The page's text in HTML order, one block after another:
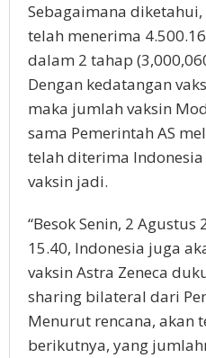
Sebagaimana
telah menerima
dalam 2 tahap
Dengan kedatangan
maka jumlah vaksin
sama Pemerintah AS
telah diterima
vaksin jadi.
“Besok Senin, 2
15.40, Indonesia juga
vaksin Astra Zeneca
sharing bilateral dari
Menurut rencana, akan
berikutnya, yang